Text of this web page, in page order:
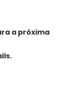
a próxima